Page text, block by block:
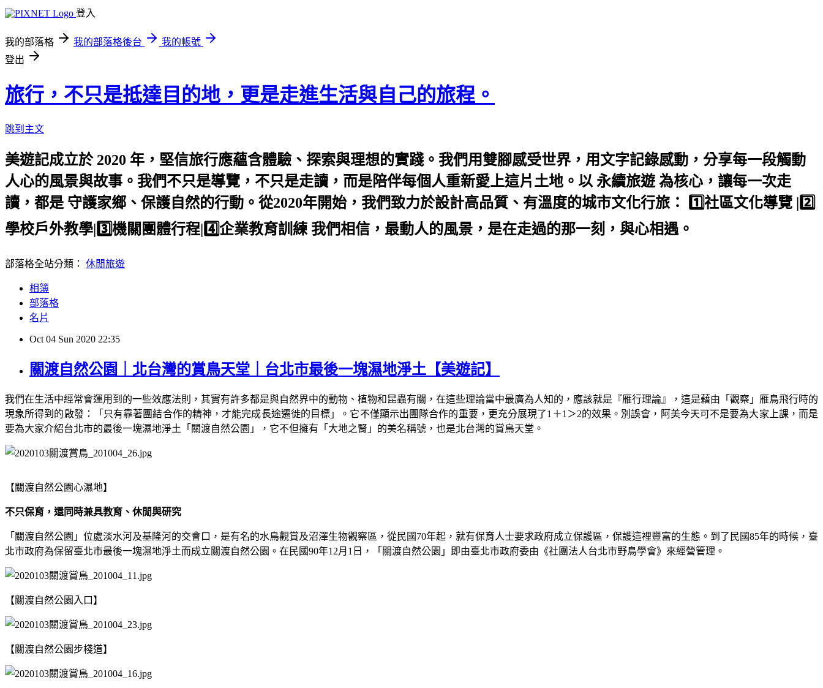
登入
我的部落格 我的部落格後台
我的帳號
登出
旅行，不只是抵達目的地，更是走進生活與自己的旅程。
跳到主文
美遊記成立於 2020 年，堅信旅行應蘊含體驗、探索與理想的實踐。我們用雙腳感受世界，用文字記錄感動，分享每一段觸動
人心的風景與故事。我們不只是導覽，不只是走讀，而是陪伴每個人重新愛上這片土地。以 永續旅遊 為核心，讓每一次走
讀，都是 守護家鄉、保護自然的行動。從2020年開始，我們致力於設計高品質、有溫度的城市文化行旅： 1️⃣社區文化導覽 |2️⃣
學校戶外教學|3️⃣機關團體行程|4️⃣企業教育訓練 我們相信，最動人的風景，是在走過的那一刻，與心相遇。
部落格全站分類： 休閒旅遊
相簿
部落格
名片
Oct 04 Sun 2020 22:35
關渡自然公園｜北台灣的賞鳥天堂｜台北市最後一塊濕地淨土【美遊記】
我們在生活中經常會運用到的一些效應法則，其實有許多都是與自然界中的動物、植物和昆蟲有關，在這些理論當中最廣為人知的，應該就是『雁行理論』，這是藉由「觀察」雁鳥飛行時的
現象所得到的啟發：「只有靠著團結合作的精神，才能完成長途遷徙的目標」。它不僅顯示出團隊合作的重要，更充分展現了1＋1＞2的效果。別誤會，阿美今天可不是要為大家上課，而是
要為大家介紹台北市的最後一塊濕地淨土「關渡自然公園」，它不但擁有「大地之腎」的美名稱號，也是北台灣的賞鳥天堂。
【關渡自然公園心濕地】
不只保育，還同時兼具教育、休閒與研究
「關渡自然公園」位處淡水河及基隆河的交會口，是有名的水鳥觀賞及沼澤生物觀察區，從民國 70年起，就有保育人士要求政府成立保護區，保護這裡豐富的生態。到了民國85年的時候，臺
北市政府為保留臺北市最後一塊濕地淨土而成立關渡自然公園。在民國90年12月1日，「關渡自然公園」即由臺北市政府委由《社團法人台北市野鳥學會》來經營管理。
【關渡自然公園入口】
【關渡自然公園步棧道】